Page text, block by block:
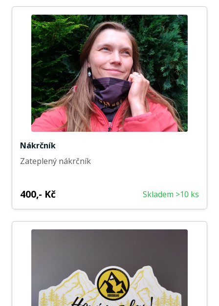
Nákrčník
Zateplený nákrčník
400,- Kč Skladem >10 ks